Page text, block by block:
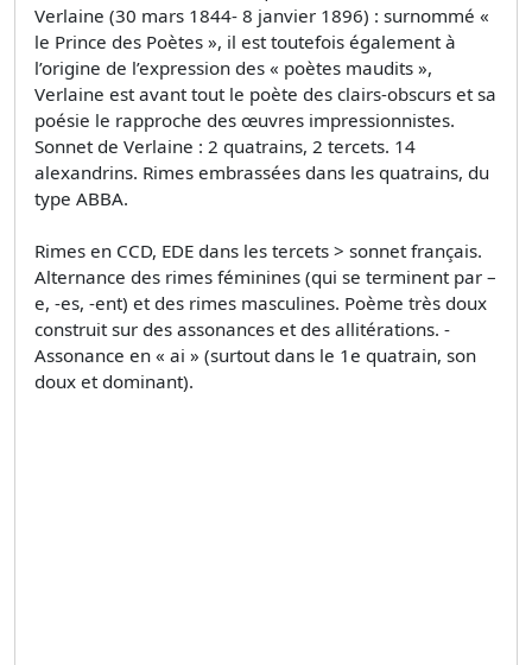
Verlaine (30 mars 1844- 8 janvier 1896) : surnommé «
le Prince des Poètes », il est toutefois également à
l’origine de l’expression des « poètes maudits »,
Verlaine est avant tout le poète des clairs-obscurs et sa
poésie le rapproche des œuvres impressionnistes.
Sonnet de Verlaine : 2 quatrains, 2 tercets. 14
alexandrins. Rimes embrassées dans les quatrains, du
type ABBA.
Rimes en CCD, EDE dans les tercets > sonnet français.
Alternance des rimes féminines (qui se terminent par –
e, -es, -ent) et des rimes masculines. Poème très doux
construit sur des assonances et des allitérations. -
Assonance en « ai » (surtout dans le 1e quatrain, son
doux et dominant).